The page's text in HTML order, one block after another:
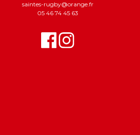
saintes-rugby@orange.fr
05 46 74 45 63